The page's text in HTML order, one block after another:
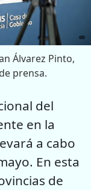
Álvarez Pinto,
prensa.
del
en la
a cabo
En esta
de